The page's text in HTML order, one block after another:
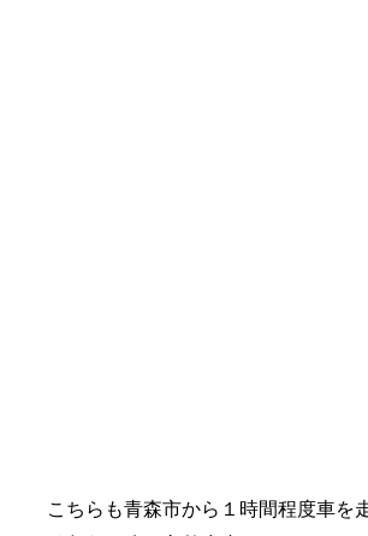
こちらも青森市から１時間程度車を